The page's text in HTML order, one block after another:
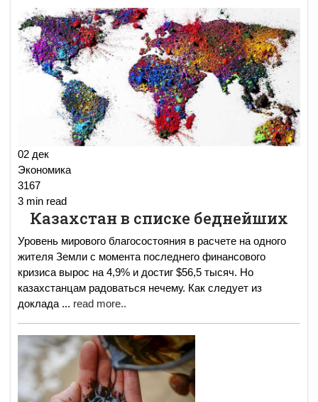
02 дек
Экономика
3167
3 min read
Казахстан в списке беднейших
Уровень мирового благосостояния в расчете на одного
жителя Земли с момента последнего финансового
кризиса вырос на 4,9% и достиг $56,5 тысяч. Но
казахстанцам радоваться нечему. Как следует из
доклада ... read more..